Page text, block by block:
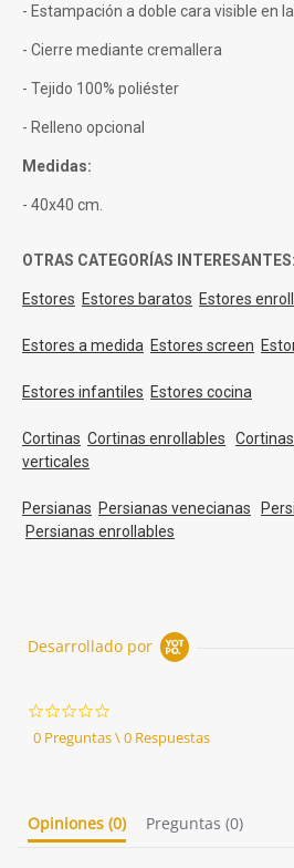
- Estampación a doble cara visible en
- Cierre mediante cremallera
- Tejido 100% poliéster
- Relleno opcional
Medidas:
- 40x40 cm.
OTRAS CATEGORÍAS INTERESANTES:
Estores Estores baratos Estores
Estores a medida Estores screen
Estores infantiles Estores cocina
Cortinas Cortinas enrollables
verticales
Persianas Persianas venecianas
Persianas enrollables
Desarrollado por
star
rating
0 Preguntas \ 0 Respuestas
Opiniones (0) Preguntas (0)